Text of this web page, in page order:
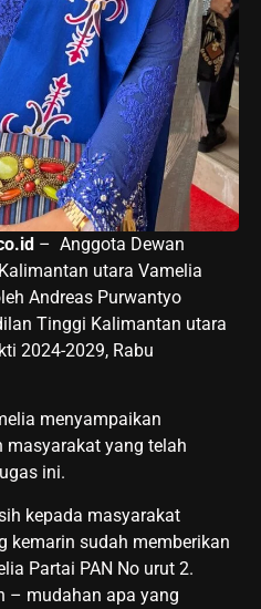
– Anggota Dewan
utara Vamelia
Andreas Purwantyo
Tinggi Kalimantan utara
2024-2029, Rabu
menyampaikan
masyarakat yang telah
ini.
kepada masyarakat
kemarin sudah memberikan
Partai PAN No urut 2.
– mudahan apa yang